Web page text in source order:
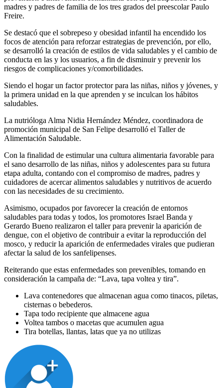
madres y padres de familia de los tres grados del preescolar Paulo
Freire.
Se destacó que el sobrepeso y obesidad infantil ha encendido los
focos de atención para reforzar estrategias de prevención, por ello,
se desarrolló la creación de estilos de vida saludables y el cambio de
conducta en las y los usuarios, a fin de disminuir y prevenir los
riesgos de complicaciones y/comorbilidades.
Siendo el hogar un factor protector para las niñas, niños y jóvenes, y
la primera unidad en la que aprenden y se inculcan los hábitos
saludables.
La nutrióloga Alma Nidia Hernández Méndez, coordinadora de
promoción municipal de San Felipe desarrolló el Taller de
Alimentación Saludable.
Con la finalidad de estimular una cultura alimentaria favorable para
el sano desarrollo de las niñas, niños y adolescentes para su futura
etapa adulta, contando con el compromiso de madres, padres y
cuidadores de acercar alimentos saludables y nutritivos de acuerdo
con las necesidades de su crecimiento.
Asimismo, ocupados por favorecer la creación de entornos
saludables para todas y todos, los promotores Israel Banda y
Gerardo Bueno realizaron el taller para prevenir la aparición de
dengue, con el objetivo de contribuir a evitar la reproducción del
mosco, y reducir la aparición de enfermedades virales que pudieran
afectar la salud de los sanfelipenses.
Reiterando que estas enfermedades son prevenibles, tomando en
consideración la campaña de: “Lava, tapa voltea y tira”.
Lava contenedores que almacenan agua como tinacos, piletas,
cisternas o bebederos.
Tapa todo recipiente que almacene agua
Voltea tambos o macetas que acumulen agua
Tira botellas, llantas, latas que ya no utilizas